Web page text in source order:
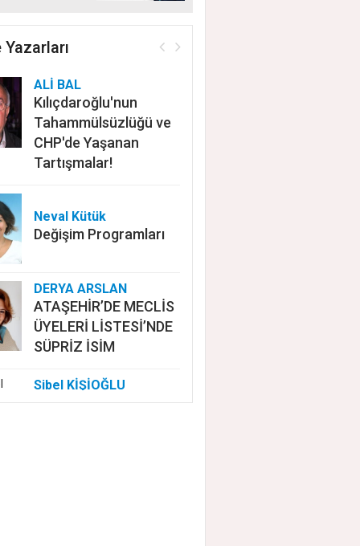
Yazarları
ALİ BAL
Kılıçdaroğlu'nun
Tahammülsüzlüğü ve
CHP'de Yaşanan
Tartışmalar!
Neval Kütük
Değişim Programları
DERYA ARSLAN
ATAŞEHİR’DE MECLİS
ÜYELERİ LİSTESİ’NDE
SÜPRİZ İSİM
Sibel KİŞİOĞLU
EUROVISION'DA